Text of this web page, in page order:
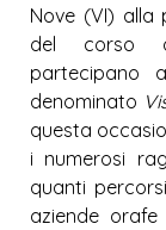
Nove (VI) alla
del corso
partecipano
denominato
questa
i numerosi
quanti
aziende